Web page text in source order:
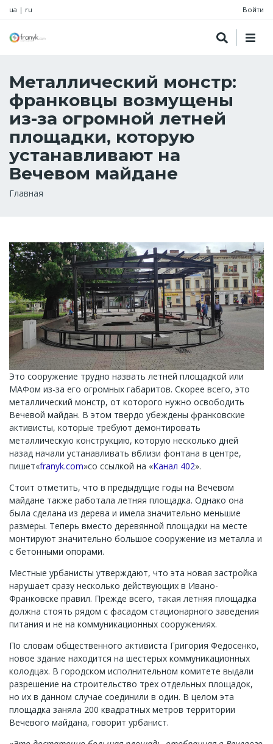
ua | ru Войти
Металлический монстр:
франковцы возмущены
из-за огромной летней
площадки, которую
устанавливают на
Вечевом майдане
Строка
Главная
Это сооружение трудно назвать летней площадкой или
МАФом из-за его огромных габаритов. Скорее всего, это
металлический монстр, от которого нужно освободить
Вечевой майдан. В этом твердо убеждены франковские
активисты, которые требуют демонтировать
металлическую конструкцию, которую несколько дней
назад начали устанавливать вблизи фонтана в центре,
пишет«franyk.com»со ссылкой на «Канал 402».
Стоит отметить, что в предыдущие годы на Вечевом
майдане также работала летняя площадка. Однако она
была сделана из дерева и имела значительно меньшие
размеры. Теперь вместо деревянной площадки на месте
монтируют значительно большое сооружение из металла и
с бетонными опорами.
Местные урбанисты утверждают, что эта новая застройка
нарушает сразу несколько действующих в Ивано-
Франковске правил. Прежде всего, такая летняя площадка
должна стоять рядом с фасадом стационарного заведения
питания и не на коммуникационных сооружениях.
По словам общественного активиста Григория Федосенко,
новое здание находится на шестерых коммуникационных
колодцах. В городском исполнительном комитете выдали
разрешение на строительство трех отдельных площадок,
но их в данном случае соединили в один. В целом эта
площадка заняла 200 квадратных метров территории
Вечевого майдана, говорит урбанист.